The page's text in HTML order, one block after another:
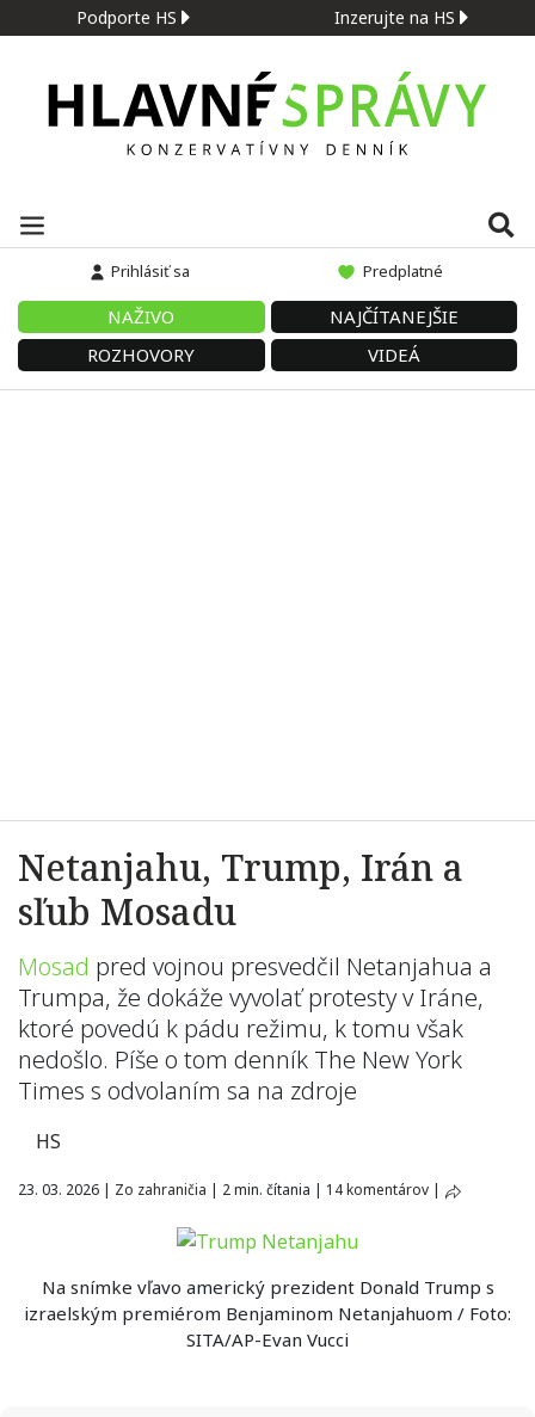
Podporte HS Inzerujte na HS
Prihlásiť sa Predplatné
NAŽIVO
NAJČÍTANEJŠIE
ROZHOVORY
VIDEÁ
Netanjahu, Trump, Irán a
sľub Mosadu
Mosad pred vojnou presvedčil Netanjahua a
Trumpa, že dokáže vyvolať protesty v Iráne,
ktoré povedú k pádu režimu, k tomu však
nedošlo. Píše o tom denník The New York
Times s odvolaním sa na zdroje
HS
23. 03. 2026 | Zo zahraničia | 2 min. čítania | 14 komentárov |
Na snímke vľavo americký prezident Donald Trump s
izraelským premiérom Benjaminom Netanjahuom / Foto:
SITA/AP-Evan Vucci